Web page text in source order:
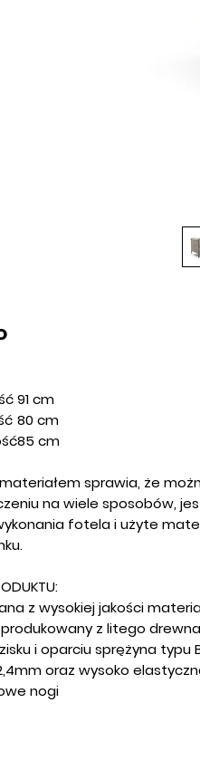
91 cm
80 cm
85 cm
sprawia, że
na wiele sposobów,
fotela i użyte
z wysokiej jakości
z litego
i oparciu sprężyna typu
oraz wysoko
nogi